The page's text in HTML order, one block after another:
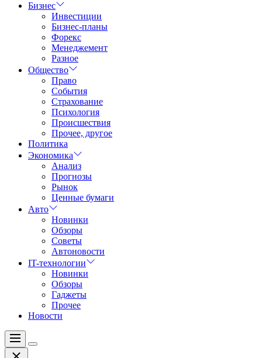
Бизнес
Инвестиции
Бизнес-планы
Форекс
Менеджемент
Разное
Общество
Право
События
Страхование
Психология
Происшествия
Прочее, другое
Политика
Экономика
Анализ
Прогнозы
Рынок
Ценные бумаги
Авто
Новинки
Обзоры
Советы
Автоновости
IT-технологии
Новинки
Обзоры
Гаджеты
Прочее
Новости
Меню
Цвет
Закрыть